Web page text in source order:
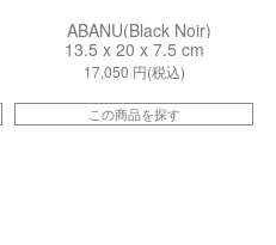
ABANU(Black Noir)
13.5 x 20 x 7.5 cm
17,050 円(税込)
この商品を探す